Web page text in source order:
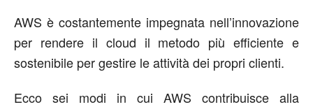
AWS è costantemente impegnata nell’innovazione
per rendere il cloud il metodo più efficiente e
sostenibile per gestire le attività dei propri clienti.
Ecco sei modi in cui AWS contribuisce alla